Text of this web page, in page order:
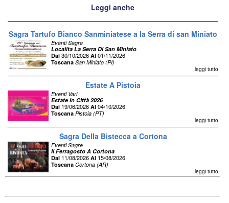
Leggi anche
Sagra Tartufo Bianco Sanminiatese a la Serra di san Miniato
Eventi Sagre
Localita La Serra Di San Miniato
Dal 30/10/2026 Al 01/11/2026
Toscana San Miniato (PI)
leggi tutto
Estate A Pistoia
Eventi Vari
Estate In Città 2026
Dal 19/06/2026 Al 04/10/2026
Toscana Pistoia (PT)
leggi tutto
Sagra Della Bistecca a Cortona
Eventi Sagre
Il Ferragosto A Cortona
Dal 11/08/2026 Al 15/08/2026
Toscana Cortona (AR)
leggi tutto